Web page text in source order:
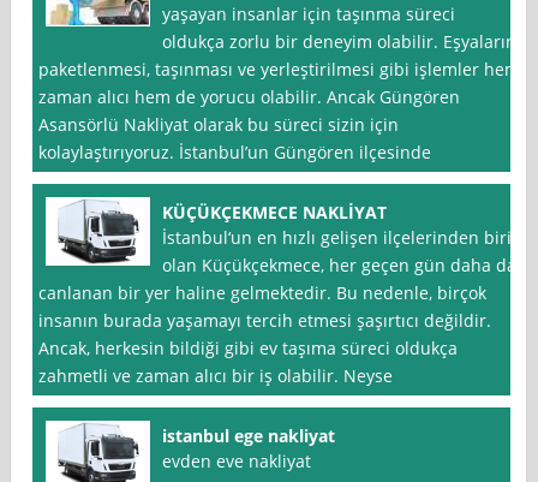
yaşayan insanlar için taşınma süreci
oldukça zorlu bir deneyim olabilir. Eşyaların
paketlenmesi, taşınması ve yerleştirilmesi gibi işlemler hem
zaman alıcı hem de yorucu olabilir. Ancak Güngören
Asansörlü Nakliyat olarak bu süreci sizin için
kolaylaştırıyoruz. İstanbul’un Güngören ilçesinde
KÜÇÜKÇEKMECE NAKLİYAT
İstanbul‘un en hızlı gelişen ilçelerinden biri
olan Küçükçekmece, her geçen gün daha da
canlanan bir yer haline gelmektedir. Bu nedenle, birçok
insanın burada yaşamayı tercih etmesi şaşırtıcı değildir.
Ancak, herkesin bildiği gibi ev taşıma süreci oldukça
zahmetli ve zaman alıcı bir iş olabilir. Neyse
istanbul ege nakliyat
evden eve nakliyat